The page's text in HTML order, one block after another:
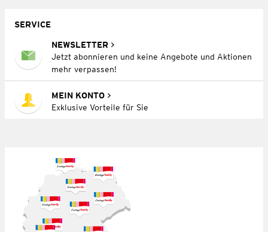
SERVICE
NEWSLETTER
Jetzt abonnieren und keine Angebote und Aktionen
mehr verpassen!
MEIN KONTO
Exklusive Vorteile für Sie